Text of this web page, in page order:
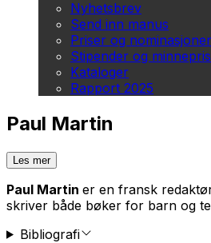
Nyhetsbrev
Send inn manus
Priser og nominasjoner
Stipender og
Kataloger
Rapport 2025
Paul Martin
Les mer
Paul Martin er en fransk
skriver både bøker for barn og
Bibliografi